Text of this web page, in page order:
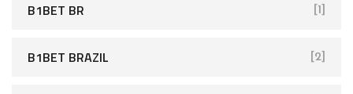
B1BET BR [1]
B1BET BRAZIL [2]